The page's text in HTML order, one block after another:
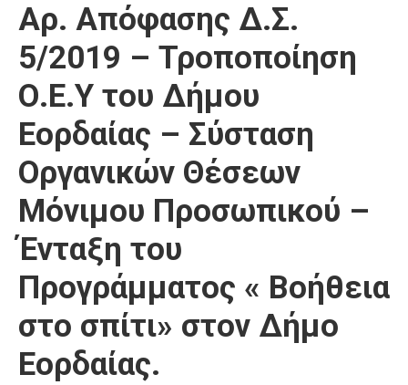
Αποφάσεις
Τηλέφωνα
Αρ. Απόφασης Δ.Σ.
5/2019 – Τροποποίηση
Ο.Ε.Υ του Δήμου
Εορδαίας – Σύσταση
Οργανικών Θέσεων
Μόνιμου Προσωπικού –
Ένταξη του
Προγράμματος « Βοήθεια
στο σπίτι» στον Δήμο
Εορδαίας.